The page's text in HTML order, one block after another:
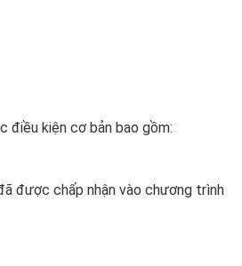
điều kiện cơ bản bao gồm:
được chấp nhận vào chương trình